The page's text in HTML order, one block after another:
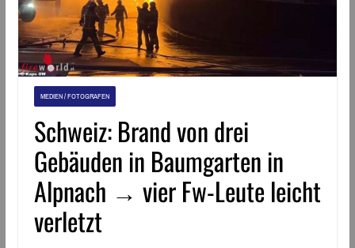
MEDIEN / FOTOGRAFEN
Schweiz: Brand von drei
Gebäuden in Baumgarten in
Alpnach → vier Fw-Leute leicht
verletzt